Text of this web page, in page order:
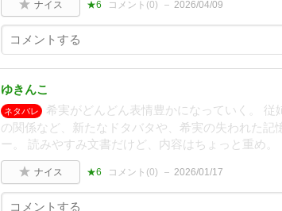
ナイス ★6 コメント(0) 2026/04/09
ゆきんこ
ネタバレ
希実がどんどん表情豊かになっていく。 従
の関係など、新たなドタバタや、希実の失われた記
ー。 読みやすみ文書だけど、内容はちょっと重め。
ナイス ★6 コメント(0) 2026/01/17